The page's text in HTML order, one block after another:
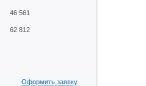
46 561
62 812
Оформить заявку